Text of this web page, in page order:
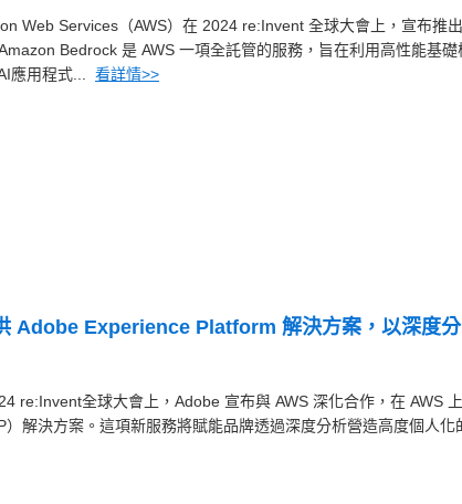
Web Services（AWS）在 2024 re:Invent 全球大會上，宣布推出
Bedrock 是 AWS 一項全託管的服務，旨在利用高性能基礎
應用程式... 看詳情>>
Adobe Experience Platform 解決方案，以深度分
全球大會上，Adobe 宣布與 AWS 深化合作，在 AWS
解決方案。這項新服務將賦能品牌透過深度分析營造高度個人化